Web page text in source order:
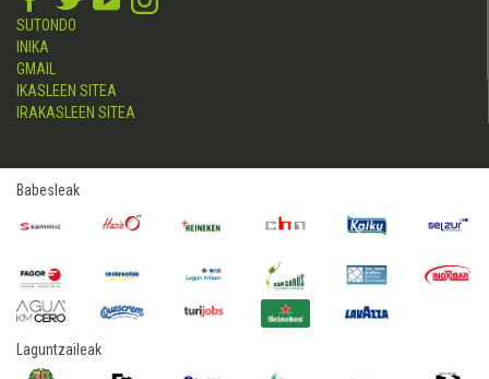
SUTONDO
INIKA
GMAIL
IKASLEEN SITEA
IRAKASLEEN SITEA
Babesleak
Laguntzaileak